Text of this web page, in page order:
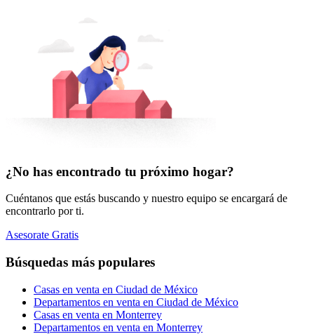
¿No has encontrado tu próximo hogar?
Cuéntanos que estás buscando y nuestro equipo se encargará de
encontrarlo por ti.
Asesorate Gratis
Búsquedas más populares
Casas en venta en Ciudad de México
Departamentos en venta en Ciudad de México
Casas en venta en Monterrey
Departamentos en venta en Monterrey